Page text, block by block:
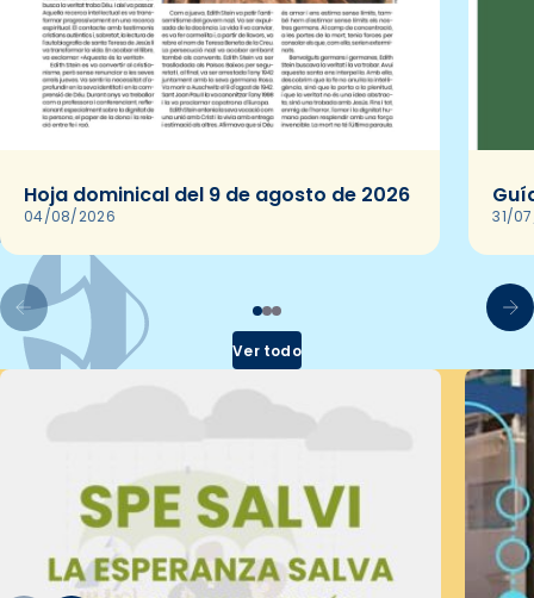
Hoja dominical del 9 de agosto de 2026
04/08/2026 31/
Ver todo